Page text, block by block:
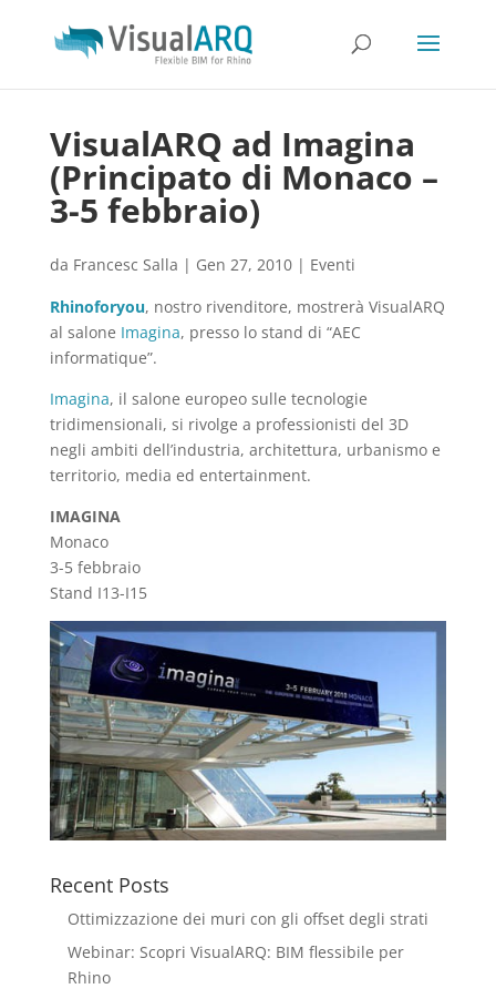
VisualARQ ad Imagina
(Principato di Monaco –
3-5 febbraio)
da Francesc Salla | Gen 27, 2010| Eventi
Rhinoforyou, nostro rivenditore, mostrerà VisualARQ
al salone Imagina, presso lo stand di “AEC
informatique”.
Imagina, il salone europeo sulle tecnologie
tridimensionali, si rivolge a professionisti del 3D
negli ambiti dell’industria, architettura, urbanismo e
territorio, media ed entertainment.
IMAGINA
Monaco
3-5 febbraio
Stand I13-I15
Recent Posts
Ottimizzazione dei muri con gli offset degli strati
Webinar: Scopri VisualARQ: BIM flessibile per
Rhino